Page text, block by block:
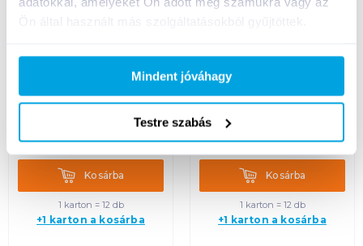
Ön által használt más szolgáltatásokból gyűjtöttek.
Mindent jóváhagy
Testre szabás
folyékony szappan
300 ml milk & olive
2 897Ft /liter
KosárbaKosárba
1 karton = 12 db
+1 karton a kosárba
szappan utántöltő
1 499
2 998Ft /liter
KosárbaKosárba
1 karton = 12 db
+1 karton a kosárba